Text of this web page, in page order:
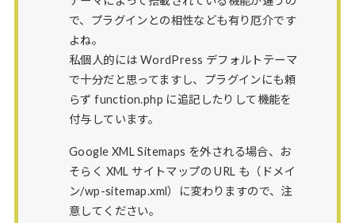
で、プラグインとの相性なども有り厄介です
よね。
私個人的には WordPress デフォルトテーマ
で十分だと思ってますし、プラグインにも頼
らず function.php に追記したりして機能を
付与しています。
Google XML Sitemaps を外される場合、お
そらく XML サイトマップの URL も（ドメイ
ン/wp-sitemap.xml）に変わりますので、注
意してください。